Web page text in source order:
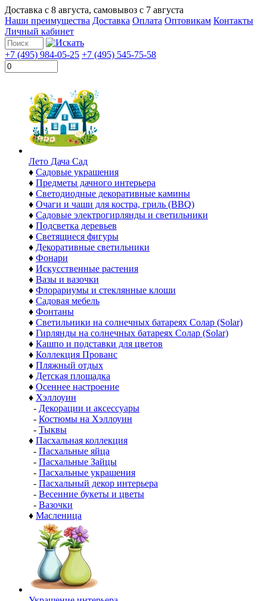
Доставка с 8 августа, самовывоз с 7 августа
Наши преимущества Доставка Оплата Оптовикам Контакты
Личный кабинет
+7 (495) 984-05-25 +7 (495) 545-75-58
Лето Дача Сад
♦ Садовые украшения
♦ Предметы дачного интерьера
♦ Светодиодные декоративные камины
♦ Очаги и чаши для костра, гриль (BBQ)
♦ Садовые электрогирлянды и светильники
♦ Подсветка деревьев
♦ Светящиеся фигуры
♦ Декоративные светильники
♦ Фонари
♦ Искусственные растения
♦ Вазы и вазочки
♦ Флорариумы и стеклянные клоши
♦ Садовая мебель
♦ Фонтаны
♦ Светильники на солнечных батареях Солар (Solar)
♦ Гирлянды на солнечных батареях Солар (Solar)
♦ Кашпо и подставки для цветов
♦ Коллекция Прованс
♦ Пляжный отдых
♦ Детская площадка
♦ Осеннее настроение
♦ Хэллоуин
- Декорации и аксессуары
- Костюмы на Хэллоуин
- Тыквы
♦ Пасхальная коллекция
- Пасхальные яйца
- Пасхальные Зайцы
- Пасхальные украшения
- Пасхальный декор интерьера
- Весенние букеты и цветы
- Вазочки
♦ Масленица